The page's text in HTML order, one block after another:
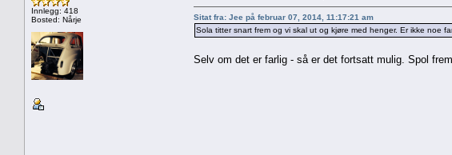
Innlegg: 418
Bosted: Nårje
Sitat fra: Jee på februar 07, 2014, 11:17:21 am
Sola titter snart frem og vi skal ut og kjøre med henger. Er ikke noe
Selv om det er farlig - så er det fortsatt mulig. Spol